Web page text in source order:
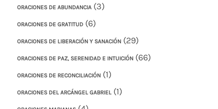
ORACIONES DE ABUNDANCIA (3)
ORACIONES DE GRATITUD (6)
ORACIONES DE LIBERACIÓN Y SANACIÓN (29)
ORACIONES DE PAZ, SERENIDAD E INTUICIÓN (66)
ORACIONES DE RECONCILIACIÓN (1)
ORACIONES DEL ARCÁNGEL GABRIEL (1)